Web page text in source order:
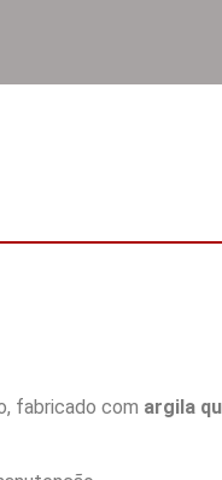
fabricado com argila